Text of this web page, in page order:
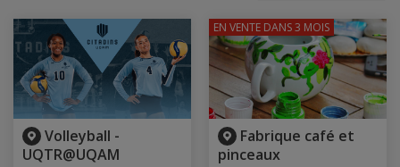
Volleyball -
UQTR@UQAM
Fabrique café et
pinceaux
EN VENTE DANS 3 MOIS